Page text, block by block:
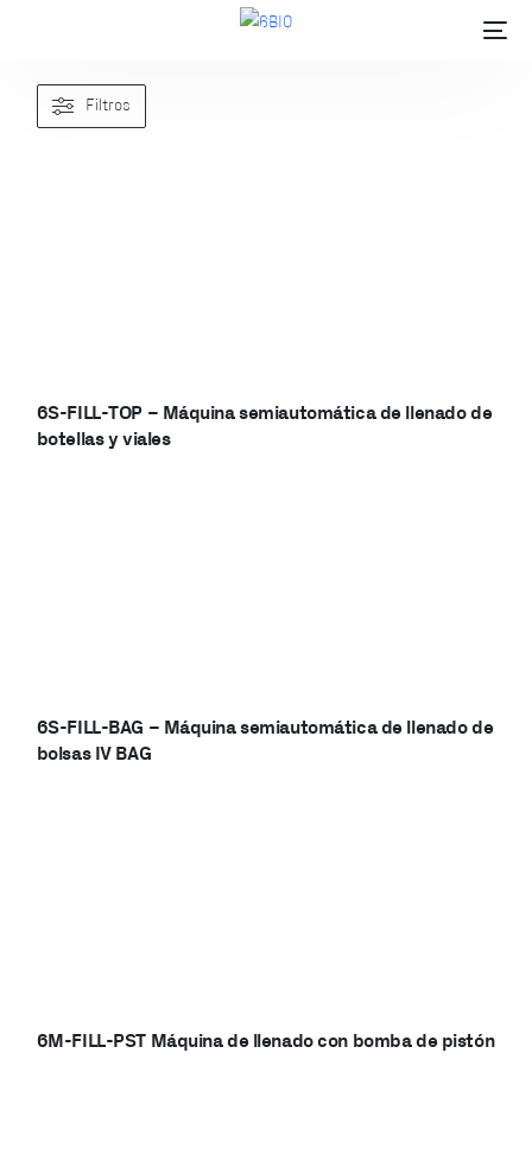
Filtros
6S-FILL-TOP – Máquina semiautomática de llenado de
botellas y viales
6S-FILL-BAG – Máquina semiautomática de llenado de
bolsas IV BAG
6M-FILL-PST Máquina de llenado con bomba de pistón